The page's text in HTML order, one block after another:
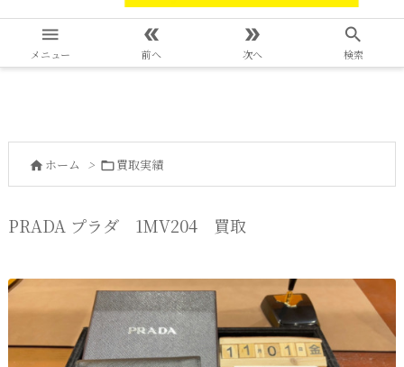

メニュー

前へ

次へ

検索
 ホーム > 買取実績
PRADA プラダ 1MV204 買取